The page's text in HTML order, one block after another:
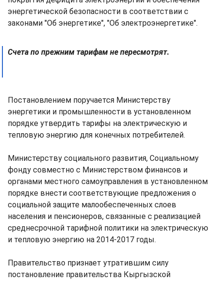
энергетической безопасности в соответствии с
законами "Об энергетике", "Об электроэнергетике".
Счета по прежним тарифам не пересмотрят.
Постановлением поручается Министерству
энергетики и промышленности в установленном
порядке утвердить тарифы на электрическую и
тепловую энергию для конечных потребителей.
Министерству социального развития, Социальному
фонду совместно с Министерством финансов и
органами местного самоуправления в установленном
порядке внести соответствующие предложения о
социальной защите малообеспеченных слоев
населения и пенсионеров, связанные с реализацией
среднесрочной тарифной политики на электрическую
и тепловую энергию на 2014-2017 годы.
Правительство признает утратившим силу
постановление правительства Кыргызской